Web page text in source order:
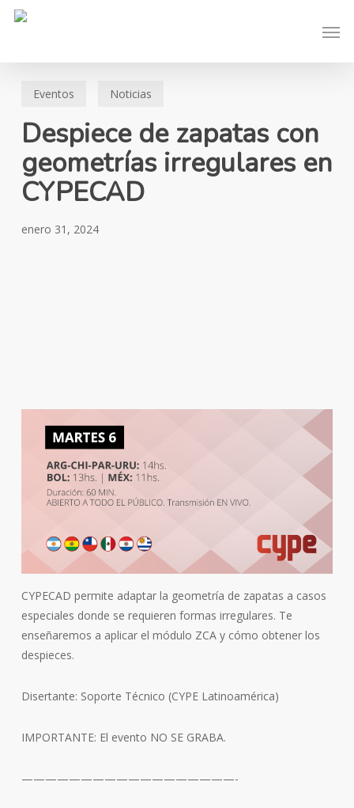
Skip
Eventos Noticias
Despiece de zapatas con
geometrías irregulares en
CYPECAD
enero 31, 2024
CYPECAD permite adaptar la geometría de zapatas a casos
especiales donde se requieren formas irregulares. Te
enseñaremos a aplicar el módulo ZCA y cómo obtener los
despieces.
Disertante: Soporte Técnico (CYPE Latinoamérica)
IMPORTANTE: El evento NO SE GRABA.
——————————————————-